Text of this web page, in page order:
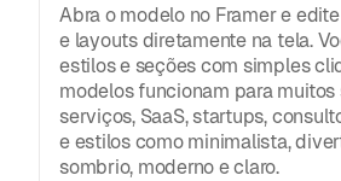
Abra o modelo no Framer e
e layouts diretamente na tela.
estilos e seções com simples
modelos funcionam para muitos
serviços, SaaS, startups,
e estilos como minimalista,
sombrio, moderno e claro.